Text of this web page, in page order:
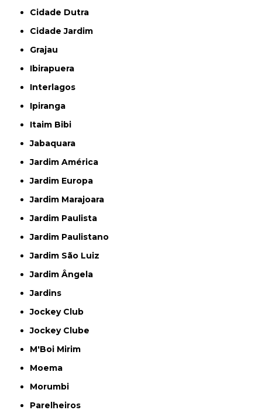
Cidade Dutra
Cidade Jardim
Grajau
Ibirapuera
Interlagos
Ipiranga
Itaim Bibi
Jabaquara
Jardim América
Jardim Europa
Jardim Marajoara
Jardim Paulista
Jardim Paulistano
Jardim São Luiz
Jardim Ângela
Jardins
Jockey Club
Jockey Clube
M'Boi Mirim
Moema
Morumbi
Parelheiros